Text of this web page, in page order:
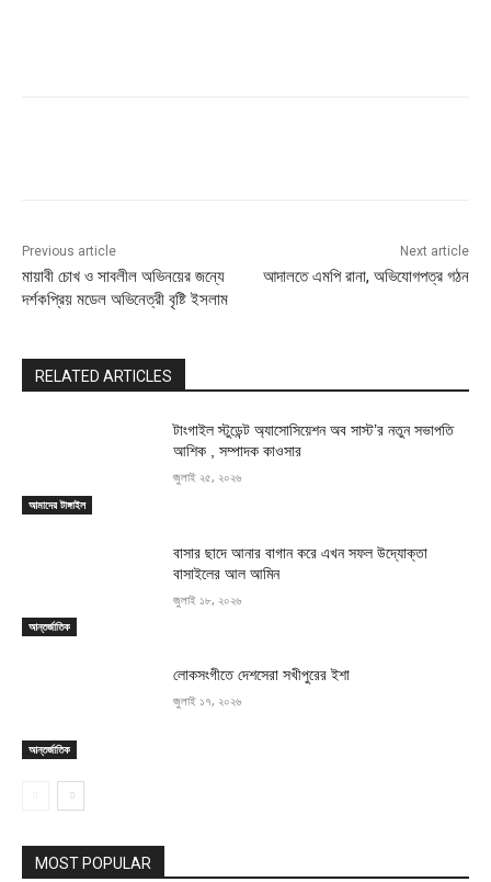
Previous article
মায়াবী চোখ ও সাবলীল অভিনয়ের জন্যে
দর্শকপ্রিয় মডেল অভিনেত্রী বৃষ্টি ইসলাম
Next article
আদালতে এমপি রানা, অভিযোগপত্র গঠন
RELATED ARTICLES
আমাদের টাঙ্গাইল
টাংগাইল স্টুডেন্ট অ্যাসোসিয়েশন অব সাস্ট’র নতুন সভাপতি
আশিক , সম্পাদক কাওসার
জুলাই ২৫, ২০২৬
আন্তর্জাতিক
বাসার ছাদে আনার বাগান করে এখন সফল উদ্যোক্তা
বাসাইলের আল আমিন
জুলাই ১৮, ২০২৬
আন্তর্জাতিক
লোকসংগীতে দেশসেরা সখীপুরের ইশা
জুলাই ১৭, ২০২৬
MOST POPULAR